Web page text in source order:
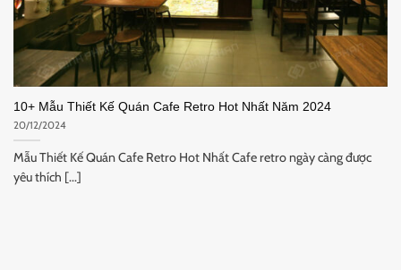
10+ Mẫu Thiết Kế Quán Cafe Retro Hot Nhất Năm 2024
20/12/2024
Mẫu Thiết Kế Quán Cafe Retro Hot Nhất Cafe retro ngày càng được
yêu thích [...]